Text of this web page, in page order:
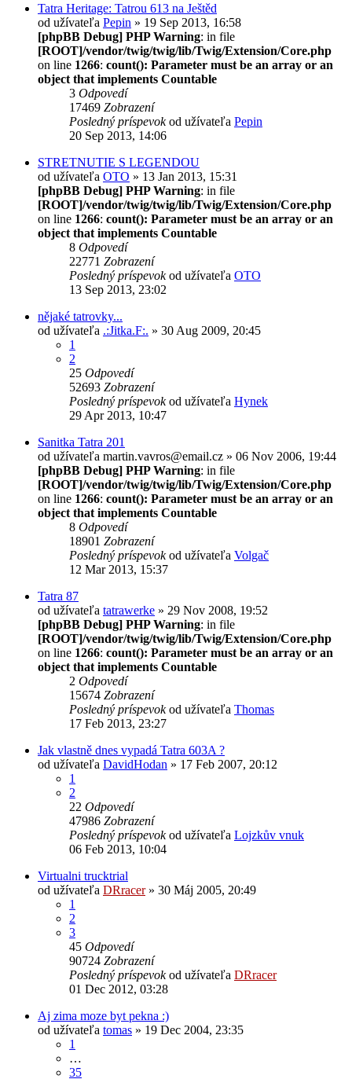
Tatra Heritage: Tatrou 613 na Ještěd
od užívateľa Pepin » 19 Sep 2013, 16:58
[phpBB Debug] PHP Warning: in file
[ROOT]/vendor/twig/twig/lib/Twig/Extension/Core.php
on line 1266: count(): Parameter must be an array or an
object that implements Countable
3 Odpovedí
17469 Zobrazení
Posledný príspevokod užívateľa Pepin
20 Sep 2013, 14:06
STRETNUTIE S LEGENDOU
od užívateľa OTO » 13 Jan 2013, 15:31
[phpBB Debug] PHP Warning: in file
[ROOT]/vendor/twig/twig/lib/Twig/Extension/Core.php
on line 1266: count(): Parameter must be an array or an
object that implements Countable
8 Odpovedí
22771 Zobrazení
Posledný príspevokod užívateľa OTO
13 Sep 2013, 23:02
nějaké tatrovky...
od užívateľa .:Jitka.F:. » 30 Aug 2009, 20:45
1
2
25 Odpovedí
52693 Zobrazení
Posledný príspevokod užívateľa Hynek
29 Apr 2013, 10:47
Sanitka Tatra 201
od užívateľa martin.vavros@email.cz » 06 Nov 2006, 19:44
[phpBB Debug] PHP Warning: in file
[ROOT]/vendor/twig/twig/lib/Twig/Extension/Core.php
on line 1266: count(): Parameter must be an array or an
object that implements Countable
8 Odpovedí
18901 Zobrazení
Posledný príspevokod užívateľa Volgač
12 Mar 2013, 15:37
Tatra 87
od užívateľa tatrawerke » 29 Nov 2008, 19:52
[phpBB Debug] PHP Warning: in file
[ROOT]/vendor/twig/twig/lib/Twig/Extension/Core.php
on line 1266: count(): Parameter must be an array or an
object that implements Countable
2 Odpovedí
15674 Zobrazení
Posledný príspevokod užívateľa Thomas
17 Feb 2013, 23:27
Jak vlastně dnes vypadá Tatra 603A ?
od užívateľa DavidHodan » 17 Feb 2007, 20:12
1
2
22 Odpovedí
47986 Zobrazení
Posledný príspevokod užívateľa Lojzkův vnuk
06 Feb 2013, 10:04
Virtualni trucktrial
od užívateľa DRracer» 30 Máj 2005, 20:49
1
2
3
45 Odpovedí
90724 Zobrazení
Posledný príspevokod užívateľa DRracer
01 Dec 2012, 03:28
Aj zima moze byt pekna :)
od užívateľa tomas » 19 Dec 2004, 23:35
1
…
35